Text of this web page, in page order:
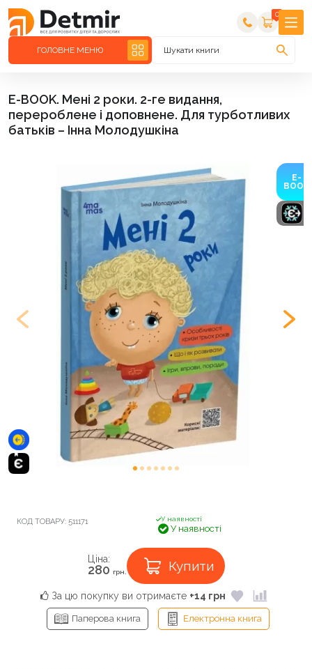
0
ГОЛОВНЕ МЕНЮ Шукати книги
E-BOOK. Мені 2 роки. 2-ге видання,
перероблене і доповнене. Для турботливих
батьків – Інна Молодушкіна
E-
BOOK
КОД ТОВАРУ: 511171 У наявності
У наявності
Ціна:
280 грн. Купити
За цю покупку ви отримаєте +14 грн
Паперова книга Електронна книга